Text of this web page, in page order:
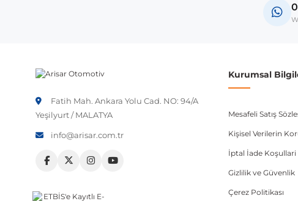
Araç üreticileri aynı model yılı içerisinde farklı
Fatih Mah. Ankara Yolu Cad. NO: 94/A
Yeşilyurt / MALATYA
info@arisar.com.tr
Kurumsal
Mesafeli Satış
Kişisel Verilerin
İptal İade Koşullari
Gizlilik ve Güvenlik
Çerez Politikası